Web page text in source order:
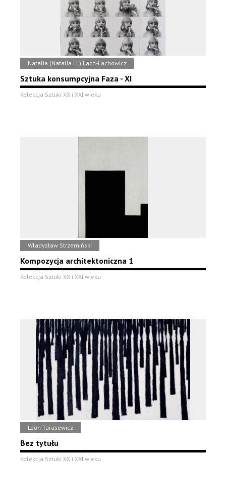
Natalia (Natalia LL) Lach-Lachowicz
Sztuka konsumpcyjna Faza - XI
Kolekcja Sztuki XX i XXI wieku
Władysław Strzemiński
Kompozycja architektoniczna 1
Kolekcja Sztuki XX i XXI wieku
Leon Tarasewicz
Bez tytułu
Kolekcja Sztuki XX i XXI wieku